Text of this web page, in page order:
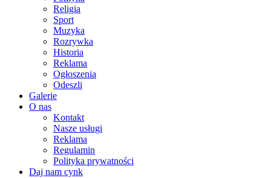
Religia
Sport
Muzyka
Rozrywka
Historia
Reklama
Ogłoszenia
Odeszli
Galerie
O nas
Kontakt
Nasze usługi
Reklama
Regulamin
Polityka prywatności
Daj nam cynk